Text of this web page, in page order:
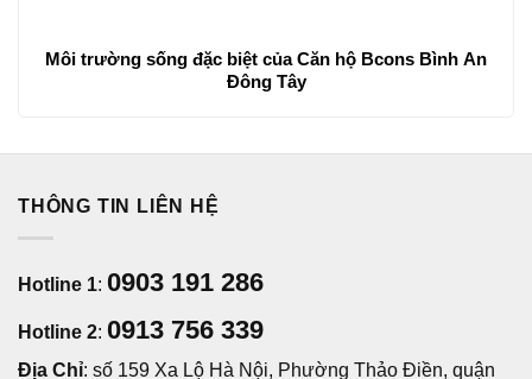
Môi trường sống đặc biệt của Căn hộ Bcons Bình An
Đông Tây
THÔNG TIN LIÊN HỆ
Hotline 1: 0903 191 286
Hotline 2: 0913 756 339
Địa Chỉ: số 159 Xa Lộ Hà Nội, Phường Thảo Điền, quận